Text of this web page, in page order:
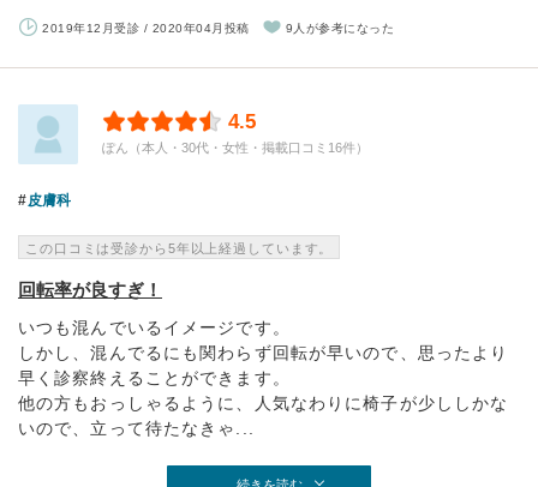
2019年12月受診 / 2020年04月投稿 9人が参考になった
4.5
ぽん（本人・30代・女性・掲載口コミ16件）
皮膚科
この口コミは受診から5年以上経過しています。
回転率が良すぎ！
いつも混んでいるイメージです。
しかし、混んでるにも関わらず回転が早いので、思ったより
早く診察終えることができます。
他の方もおっしゃるように、人気なわりに椅子が少ししかな
いので、立って待たなきゃ...